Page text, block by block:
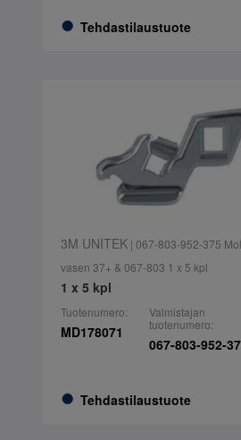
Tehdastilaustuote
3M UNITEK| 067-803-952-375
vasen 37+ & 067-803 1 x 5 kpl
1 x 5 kpl
Tuotenumero:
MD178071
Tehdastilaustuote
Valmistajan
tuotenumero:
067-803-952-